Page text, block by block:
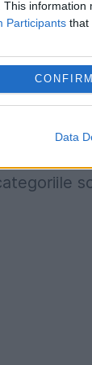
This
Participants that
CONFIRM
Data
la
mama
dintre
în